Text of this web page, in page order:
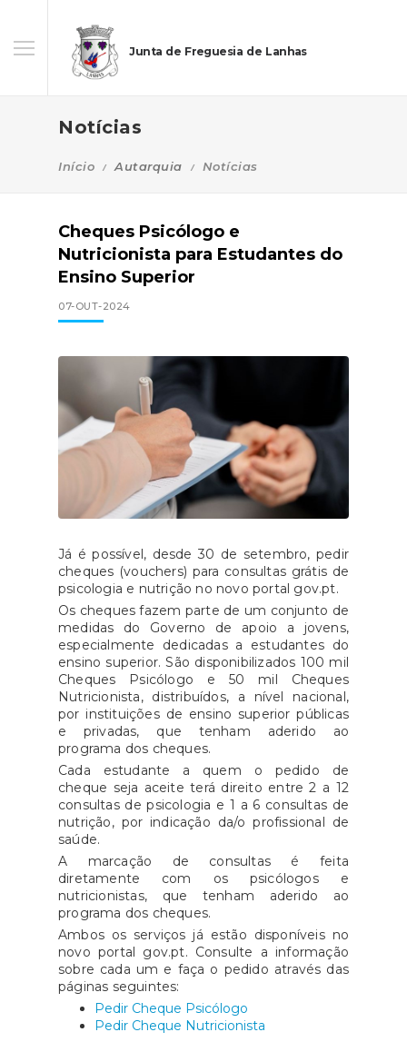
Junta de Freguesia de Lanhas
Notícias
Início Autarquia Notícias
Cheques Psicólogo e
Nutricionista para Estudantes do
Ensino Superior
07-OUT-2024
Já é possível, desde 30 de setembro, pedir
cheques (vouchers) para consultas grátis de
psicologia e nutrição no novo portal gov.pt.
Os cheques fazem parte de um conjunto de
medidas do Governo de apoio a jovens,
especialmente dedicadas a estudantes do
ensino superior. São disponibilizados 100 mil
Cheques Psicólogo e 50 mil Cheques
Nutricionista, distribuídos, a nível nacional,
por instituições de ensino superior públicas
e privadas, que tenham aderido ao
programa dos cheques.
Cada estudante a quem o pedido de
cheque seja aceite terá direito entre 2 a 12
consultas de psicologia e 1 a 6 consultas de
nutrição, por indicação da/o profissional de
saúde.
A marcação de consultas é feita
diretamente com os psicólogos e
nutricionistas, que tenham aderido ao
programa dos cheques.
Ambos os serviços já estão disponíveis no
novo portal gov.pt. Consulte a informação
sobre cada um e faça o pedido através das
páginas seguintes:
Pedir Cheque Psicólogo
Pedir Cheque Nutricionista